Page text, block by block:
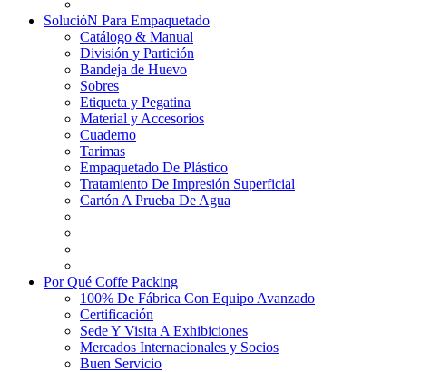
SolucióN Para Empaquetado
Catálogo & Manual
División y Partición
Bandeja de Huevo
Sobres
Etiqueta y Pegatina
Material y Accesorios
Cuaderno
Tarimas
Empaquetado De Plástico
Tratamiento De Impresión Superficial
Cartón A Prueba De Agua
Por Qué Coffe Packing
100% De Fábrica Con Equipo Avanzado
Certificación
Sede Y Visita A Exhibiciones
Mercados Internacionales y Socios
Buen Servicio